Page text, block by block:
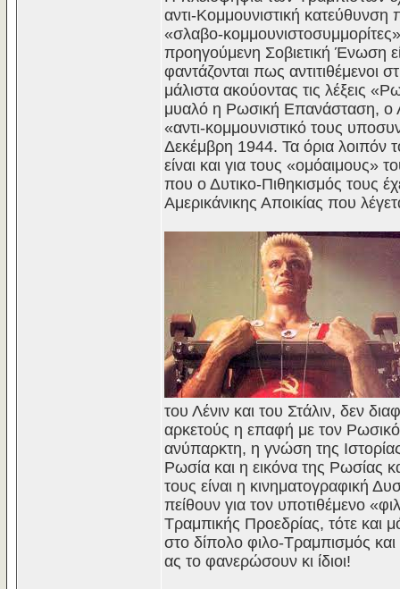
αντι-Κομμουνιστική κατεύθυνση
«σλαβο-
προηγούμενη Σοβιετική Ένωση
φαντάζονται πως αντιτιθέμενοι
μάλιστα ακούοντας τις λέξεις
μυαλό η Ρωσική Επανάσταση, ο
«αντι-κομμουνιστικό τους
Δεκέμβρη 1944. Τα όρια λοιπόν
είναι και για τους «ομόαιμους»
που ο Δυτικο-Πιθηκισμός τους
Αμερικάνικης Αποικίας που
του Λένιν και του Στάλιν, δεν
αρκετούς η επαφή με τον Ρωσικό
ανύπαρκτη, η γνώση της
Ρωσία και η εικόνα της Ρωσίας
τους είναι η κινηματογραφική
πείθουν για τον υποτιθέμενο
Τραμπικής Προεδρίας, τότε και
στο δίπολο φιλο-Τραμπισμός
ας το φανερώσουν κι ίδιοι!